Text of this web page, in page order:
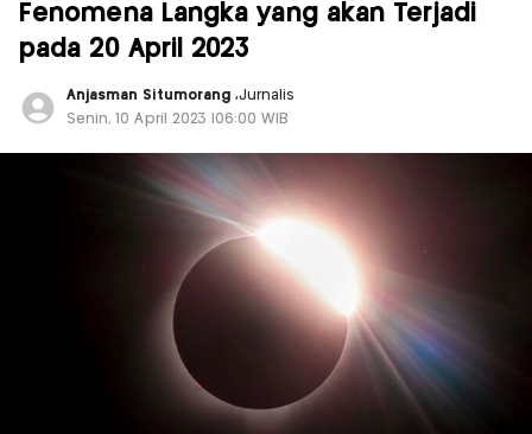
Fenomena Langka yang akan Terjadi
pada 20 April 2023
Anjasman Situmorang ,Jurnalis
Senin, 10 April 2023 |06:00 WIB